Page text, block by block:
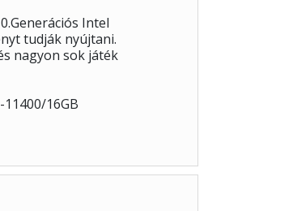
Intel
tudják nyújtani.
nagyon sok játék
16GB